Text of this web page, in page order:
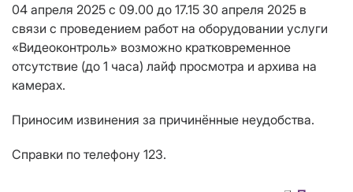
04 апреля 2025 с 09.00 до 17.15 30 апреля 2025 в
связи с проведением работ на оборудовании услуги
«Видеоконтроль» возможно кратковременное
отсутствие (до 1 часа) лайф просмотра и архива на
камерах.
Приносим извинения за причинённые неудобства.
Справки по телефону 123.